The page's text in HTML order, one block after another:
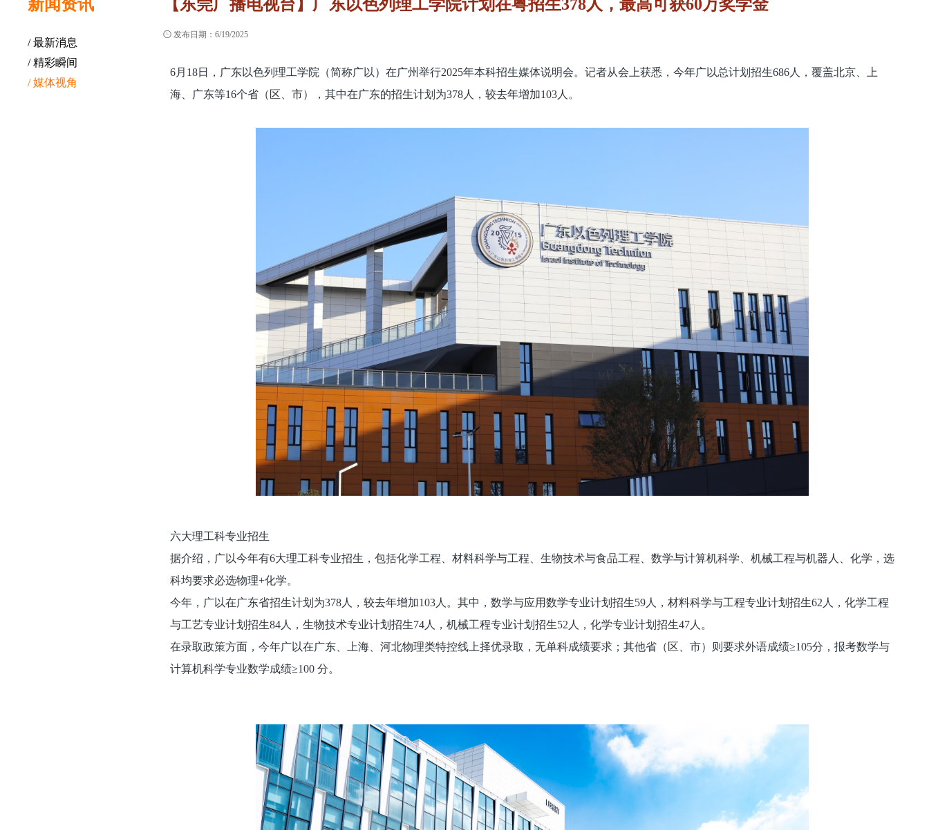
新闻资讯
/ 最新消息
/ 精彩瞬间
/ 媒体视角
【东莞广播电视台】广东以色列理工学院计划在粤招生378人，最高可获60万奖学金
发布日期：6/19/2025
6月18日，广东以色列理工学院（简称广以）在广州举行2025年本科招生媒体说明会。记者从会上获悉，今年广以总计划招生686人，覆盖北京、上
海、广东等16个省（区、市），其中在广东的招生计划为378人，较去年增加103人。
六大理工科专业招生
据介绍，广以今年有6大理工科专业招生，包括化学工程、材料科学与工程、生物技术与食品工程、数学与计算机科学、机械工程与机器人、化学，选
科均要求必选物理+化学。
今年，广以在广东省招生计划为378人，较去年增加103人。其中，数学与应用数学专业计划招生59人，材料科学与工程专业计划招生62人，化学工程
与工艺专业计划招生84人，生物技术专业计划招生74人，机械工程专业计划招生52人，化学专业计划招生47人。
在录取政策方面，今年广以在广东、上海、河北物理类特控线上择优录取，无单科成绩要求；其他省（区、市）则要求外语成绩≥105分，报考数学与
计算机科学专业数学成绩≥100 分。